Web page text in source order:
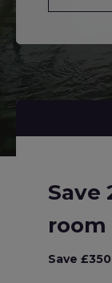
Save
room
Save